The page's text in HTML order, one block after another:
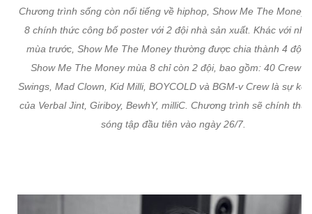
Chương trình sống còn nổi tiếng về hiphop, Show Me The Money
8 chính thức công bố poster với 2 đội nhà sản xuất. Khác với
mùa trước, Show Me The Money thường được chia thành 4 đội,
Show Me The Money mùa 8 chỉ còn 2 đội, bao gồm: 40 Crew
Swings, Mad Clown, Kid Milli, BOYCOLD và BGM-v Crew là sự kết
của Verbal Jint, Giriboy, BewhY, milliC. Chương trình sẽ chính
sóng tập đầu tiên vào ngày 26/7.